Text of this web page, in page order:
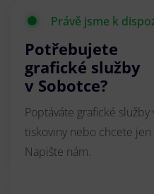
Právě jsme k
Potřebujete
grafické služby
v Sobotce?
Poptáváte grafické
tiskoviny nebo chcete jen
Napište nám.